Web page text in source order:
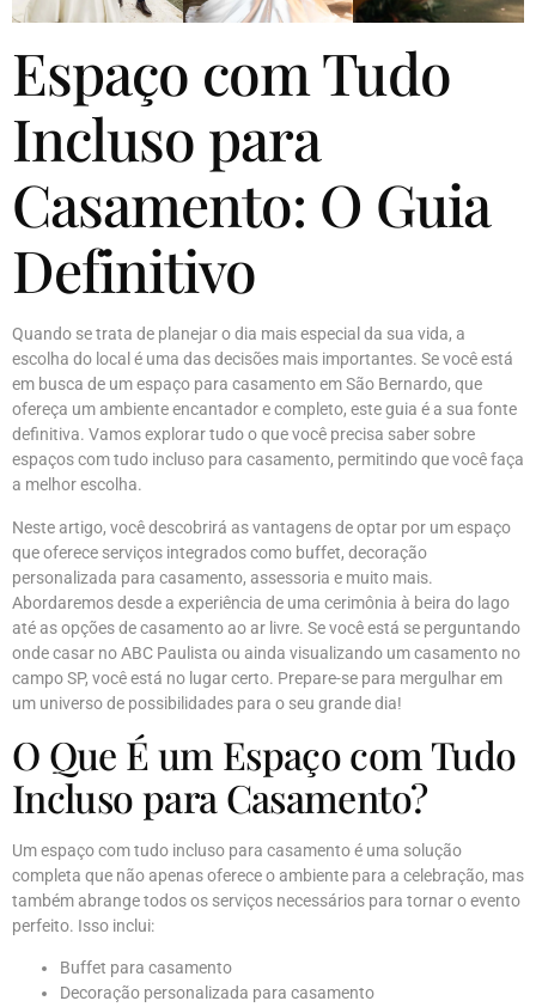
Espaço com Tudo
Incluso para
Casamento: O Guia
Definitivo
Quando se trata de planejar o dia mais especial da sua vida, a
escolha do local é uma das decisões mais importantes. Se você está
em busca de um espaço para casamento em São Bernardo, que
ofereça um ambiente encantador e completo, este guia é a sua fonte
definitiva. Vamos explorar tudo o que você precisa saber sobre
espaços com tudo incluso para casamento, permitindo que você faça
a melhor escolha.
Neste artigo, você descobrirá as vantagens de optar por um espaço
que oferece serviços integrados como buffet, decoração
personalizada para casamento, assessoria e muito mais.
Abordaremos desde a experiência de uma cerimônia à beira do lago
até as opções de casamento ao ar livre. Se você está se perguntando
onde casar no ABC Paulista ou ainda visualizando um casamento no
campo SP, você está no lugar certo. Prepare-se para mergulhar em
um universo de possibilidades para o seu grande dia!
O Que É um Espaço com Tudo
Incluso para Casamento?
Um espaço com tudo incluso para casamento é uma solução
completa que não apenas oferece o ambiente para a celebração, mas
também abrange todos os serviços necessários para tornar o evento
perfeito. Isso inclui:
Buffet para casamento
Decoração personalizada para casamento